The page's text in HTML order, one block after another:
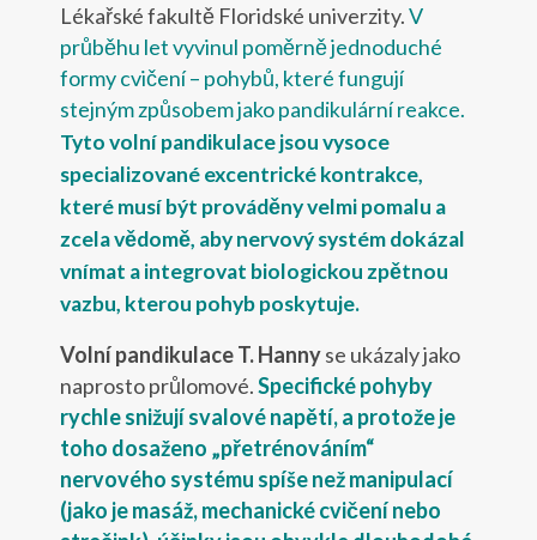
Lékařské fakultě Floridské univerzity.V
průběhu let vyvinul poměrně jednoduché
formy cvičení – pohybů, které fungují
stejným způsobem jako pandikulární reakce.
Tyto volní pandikulace jsou vysoce
specializované excentrické kontrakce,
které musí být prováděny velmi pomalu a
zcela vědomě, aby nervový systém dokázal
vnímat a integrovat biologickou zpětnou
vazbu, kterou pohyb poskytuje.
Volní pandikulace T. Hannyse ukázaly jako
naprosto průlomové.Specifické pohyby
rychle snižují svalové napětí, a protože je
toho dosaženo „přetrénováním“
nervového systému spíše než manipulací
(jako je masáž, mechanické cvičení nebo